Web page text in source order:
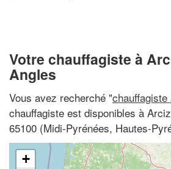
Votre chauffagiste à
Angles
Vous avez recherché "chauffagiste
chauffagiste est disponibles à
65100 (Midi-Pyrénées, Hautes-
+